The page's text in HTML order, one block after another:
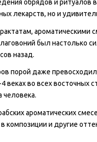
обрядов и ритуалов
лекарств, но и
ароматическими
был настолько
назад.
порой даже
во всех восточных
человека.
ароматических
и другие